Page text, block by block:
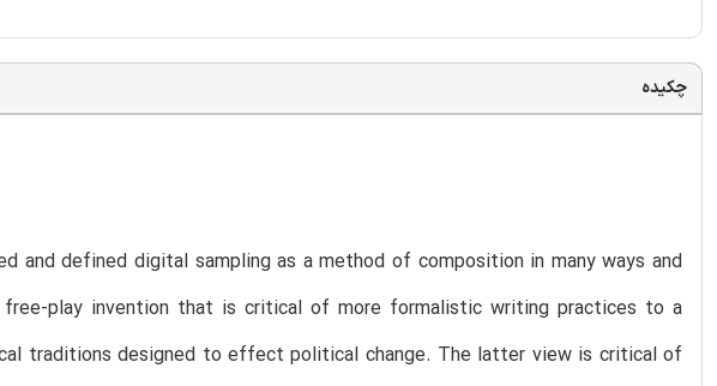
چکیده
and defined digital sampling as a method of composition in many ways and
play invention that is critical of more formalistic writing practices to a
traditions designed to effect political change. The latter view is critical of